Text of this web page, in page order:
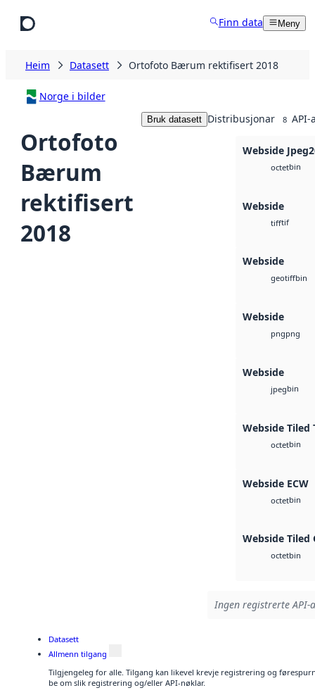
Finn data Meny
Heim Datasett Ortofoto Bærum rektifisert 2018
Norge i bilder
Ortofoto
Bærum
rektifisert
2018
Bruk datasett Distribusjonar 8 API-
Webside
octetbin
Webside
tifftif
Webside
geotiffbin
Webside
pngpng
Webside
jpegbin
Webside Tiled
octetbin
Webside ECW
octetbin
Webside Tiled
octetbin
Ingen registrerte
Datasett
Allmenn tilgang
Tilgjengeleg for alle. Tilgang kan likevel krevje registrering og
be om slik registrering og/eller API-nøklar.